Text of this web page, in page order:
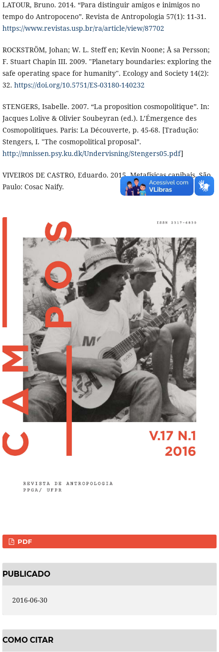
LATOUR, Bruno. 2014. “Para distinguir amigos e inimigos no
tempo do Antropoceno”. Revista de Antropologia 57(1): 11-31.
https://www.revistas.usp.br/ra/article/view/87702
ROCKSTRÖM, Johan; W. L. Steff en; Kevin Noone; Å sa Persson;
F. Stuart Chapin III. 2009. "Planetary boundaries: exploring the
safe operating space for humanity". Ecology and Society 14(2):
32. https://doi.org/10.5751/ES-03180-140232
STENGERS, Isabelle. 2007. “La proposition cosmopolitique”. In:
Jacques Lolive & Olivier Soubeyran (ed.). L’Émergence des
Cosmopolitiques. Paris: La Découverte, p. 45-68. [Tradução:
Stengers, I. "The cosmopolitical proposal”.
http://mnissen.psy.ku.dk/Undervisning/Stengers05.pdf]
VIVEIROS DE CASTRO, Eduardo. 2015. Metafísicas canibais. São
Paulo: Cosac Naify.
PDF
PUBLICADO
2016-06-30
COMO CITAR